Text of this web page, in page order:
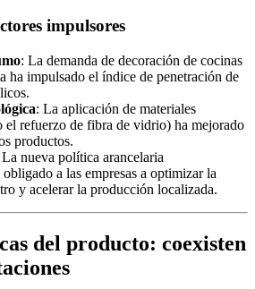
impulsores
: La demanda de decoración de cocinas
ha impulsado el índice de penetración de
: La aplicación de materiales
el refuerzo de fibra de vidrio) ha mejorado
productos.
La nueva política arancelaria
obligado a las empresas a optimizar la
y acelerar la producción localizada.
del producto: coexisten